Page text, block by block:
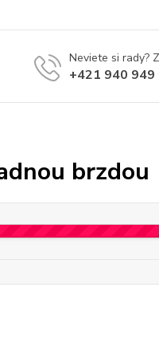
Neviete si rady?
+421 940 949
brzdou